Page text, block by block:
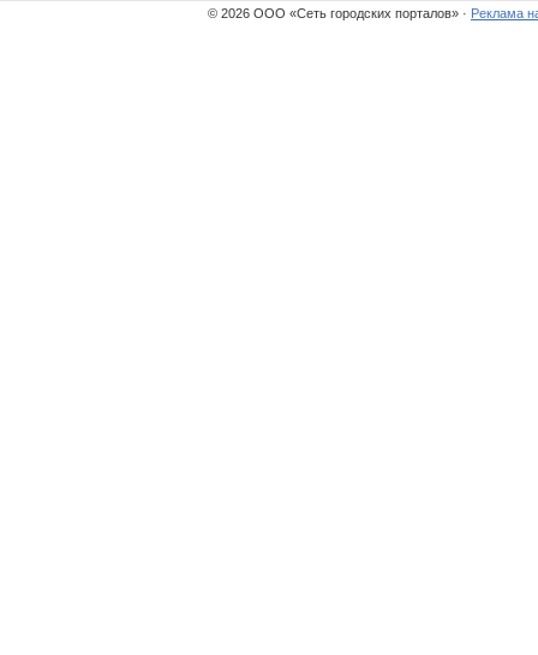
© 2026 ООО «Сеть городских порталов» · Реклама